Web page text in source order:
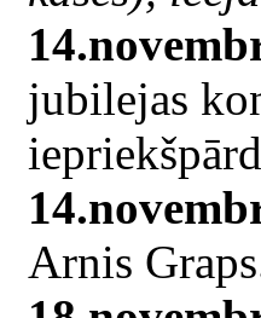
jubilejas
Arnis